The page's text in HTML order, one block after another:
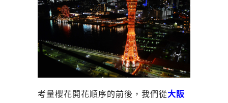
考量櫻花開花順序的前後，我們從大阪